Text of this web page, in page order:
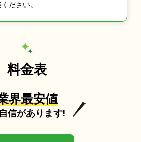
ださい。
料金表
界最安値
信があります!